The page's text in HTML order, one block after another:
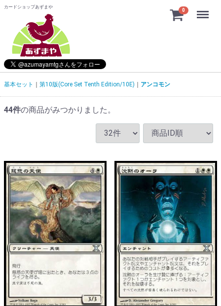
カードショップあずまや
0 Menu
基本セット 第10版(Core Set Tenth Edition/10E) アンコモン
44件の商品がみつかりました。